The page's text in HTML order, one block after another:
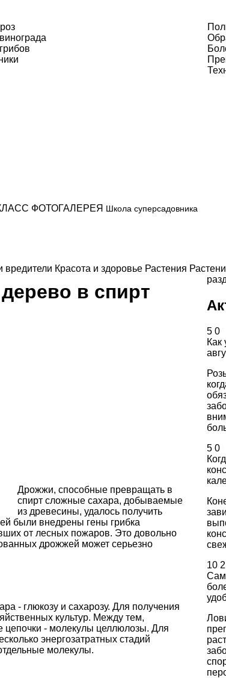
ФОТОГАЛЕРЕЯ Школа суперсадовника
вредители Красота и здоровье Растения
в спирт
Дрожжи, способные превращать в
спирт сложные сахара, добываемые
из древесины, удалось получить
были внедрены гены грибка
от лесных пожаров. Это довольно
дрожжей может серьезно
- глюкозу и сахарозу. Для получения
культур. Между тем,
цепочки - молекулы целлюлозы. Для
энергозатратных стадий
молекулы.
5 0
Как
5 0
10 2